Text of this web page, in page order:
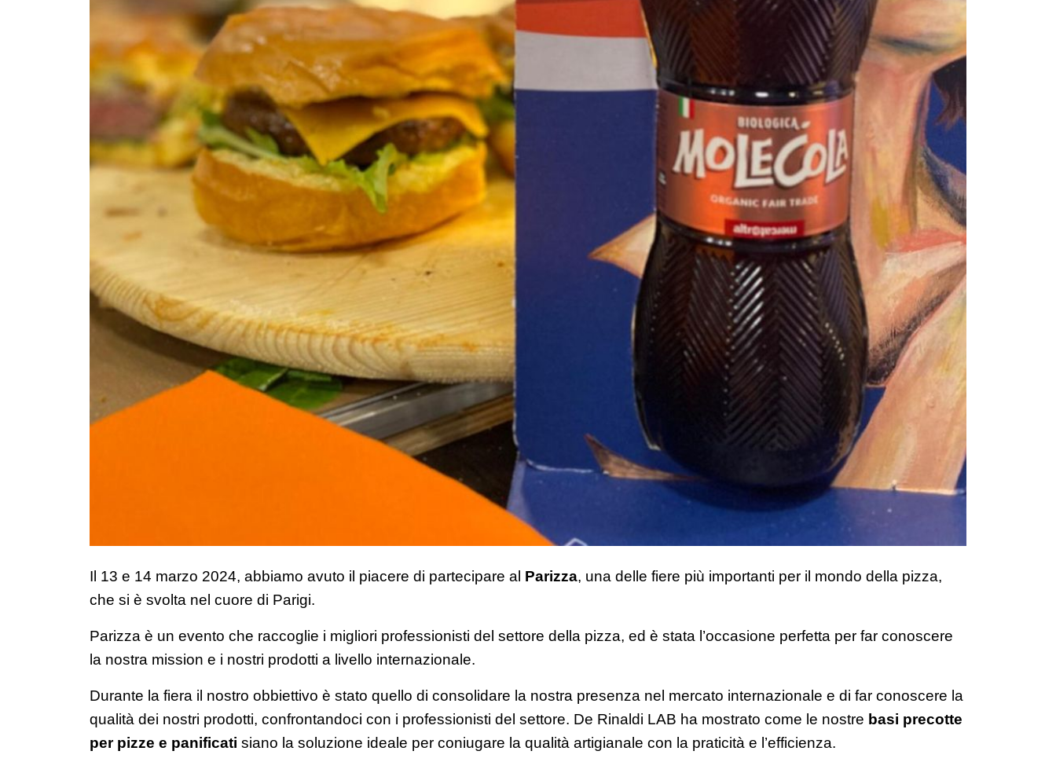
Il 13 e 14 marzo 2024, abbiamo avuto il piacere di partecipare al Parizza, una delle fiere più importanti per il mondo della pizza,
che si è svolta nel cuore di Parigi.
Parizza è un evento che raccoglie i migliori professionisti del settore della pizza, ed è stata l’occasione perfetta per far conoscere
la nostra mission e i nostri prodotti a livello internazionale.
Durante la fiera il nostro obbiettivo è stato quello di consolidare la nostra presenza nel mercato internazionale e di far conoscere la
qualità dei nostri prodotti, confrontandoci con i professionisti del settore. De Rinaldi LAB ha mostrato come le nostre basi precotte
per pizze e panificati siano la soluzione ideale per coniugare la qualità artigianale con la praticità e l’efficienza.